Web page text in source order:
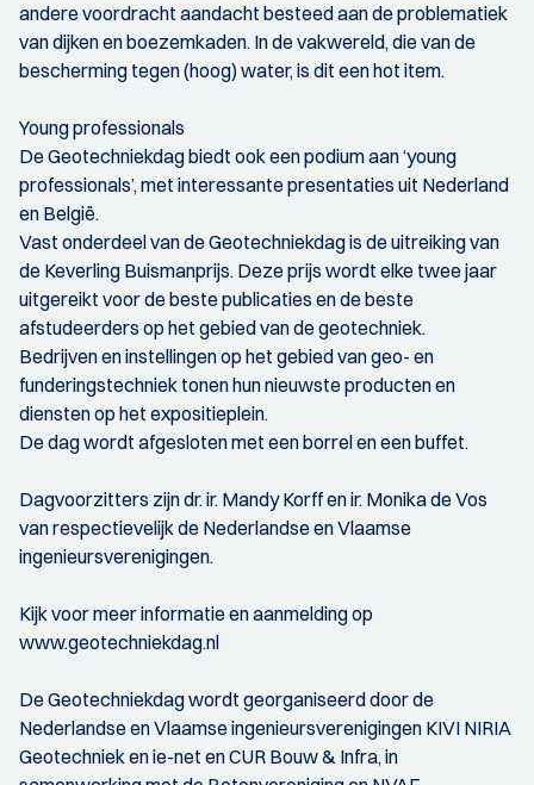
andere voordracht aandacht besteed aan de problematiek
van dijken en boezemkaden. In de vakwereld, die van de
bescherming tegen (hoog) water, is dit een hot item.
Young professionals
De Geotechniekdag biedt ook een podium aan ‘young
professionals’, met interessante presentaties uit Nederland
en België.
Vast onderdeel van de Geotechniekdag is de uitreiking van
de Keverling Buismanprijs. Deze prijs wordt elke twee jaar
uitgereikt voor de beste publicaties en de beste
afstudeerders op het gebied van de geotechniek.
Bedrijven en instellingen op het gebied van geo- en
funderingstechniek tonen hun nieuwste producten en
diensten op het expositieplein.
De dag wordt afgesloten met een borrel en een buffet.
Dagvoorzitters zijn dr. ir. Mandy Korff en ir. Monika de Vos
van respectievelijk de Nederlandse en Vlaamse
ingenieursverenigingen.
Kijk voor meer informatie en aanmelding op
www.geotechniekdag.nl
De Geotechniekdag wordt georganiseerd door de
Nederlandse en Vlaamse ingenieursverenigingen KIVI NIRIA
Geotechniek en ie-net en CUR Bouw & Infra, in